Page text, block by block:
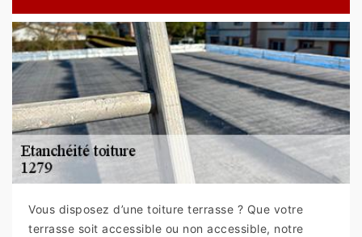
Vous disposez d’une toiture terrasse ? Que votre
terrasse soit accessible ou non accessible, notre